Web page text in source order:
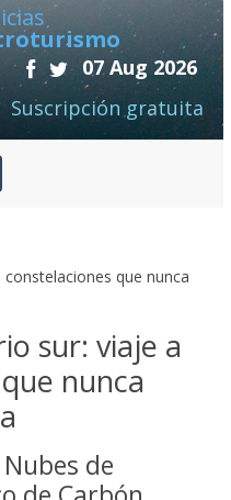
07 Aug 2026
Suscripción gratuita
que nunca
sur: viaje a
nunca
de